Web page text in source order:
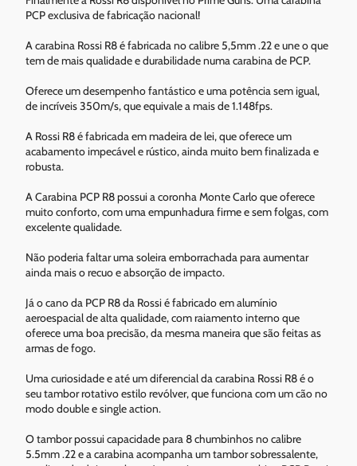
PCP exclusiva de fabricação nacional!
A carabina Rossi R8 é fabricada no calibre 5,5mm .22 e une o que
tem de mais qualidade e durabilidade numa carabina de PCP.
Oferece um desempenho fantástico e uma potência sem igual,
de incríveis 350m/s, que equivale a mais de 1.148fps.
A Rossi R8 é fabricada em madeira de lei, que oferece um
acabamento impecável e rústico, ainda muito bem finalizada e
robusta.
A Carabina PCP R8 possui a coronha Monte Carlo que oferece
muito conforto, com uma empunhadura firme e sem folgas, com
excelente qualidade.
Não poderia faltar uma soleira emborrachada para aumentar
ainda mais o recuo e absorção de impacto.
Já o cano da PCP R8 da Rossi é fabricado em alumínio
aeroespacial de alta qualidade, com raiamento interno que
oferece uma boa precisão, da mesma maneira que são feitas as
armas de fogo.
Uma curiosidade e até um diferencial da carabina Rossi R8 é o
seu tambor rotativo estilo revólver, que funciona com um cão no
modo double e single action.
O tambor possui capacidade para 8 chumbinhos no calibre
5.5mm .22 e a carabina acompanha um tambor sobressalente,